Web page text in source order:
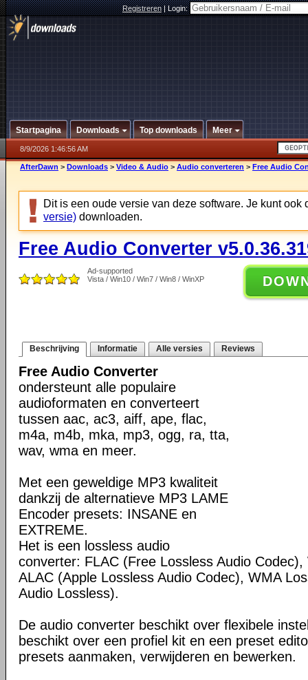
Registreren|Login:
Startpagina Downloads Top downloads Meer
8/9/2026 1:46:56 AM
AfterDawn > Downloads > Video & Audio > Audio converteren > Free Audio
Dit is een oude versie van deze software. Je kunt ook
versie) downloaden.
Free Audio Converter
Ad-supported
Vista / Win10 / Win7 / Win8 / WinXP
Beschrijving Informatie Alle versies Reviews
Free Audio Converter
ondersteunt alle populaire
audioformaten en converteert
tussen aac, ac3, aiff, ape, flac,
m4a, m4b, mka, mp3, ogg, ra, tta,
wav, wma en meer.
Met een geweldige MP3 kwaliteit
dankzij de alternatieve MP3 LAME
Encoder presets: INSANE en
EXTREME.
Het is een lossless audio
converter: FLAC (Free Lossless Audio Codec),
ALAC (Apple Lossless Audio Codec), WMA
Audio Lossless).
De audio converter beschikt over flexibele
beschikt over een profiel kit en een preset
presets aanmaken, verwijderen en bewerken.